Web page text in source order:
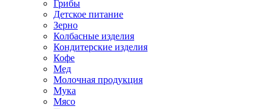
Грибы
Детское питание
Зерно
Колбасные изделия
Кондитерские изделия
Кофе
Мед
Молочная продукция
Мука
Мясо